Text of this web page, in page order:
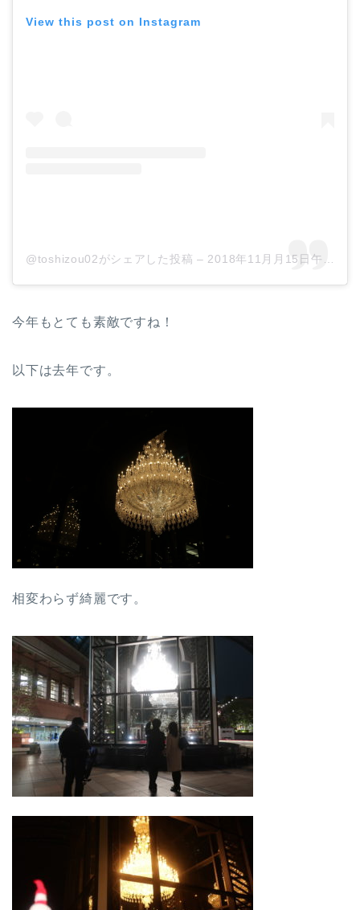
View this post on Instagram
@toshizou02がシェアした投稿 – 2018年11月月15日午前1時25分PST
今年もとても素敵ですね！
以下は去年です。
相変わらず綺麗です。